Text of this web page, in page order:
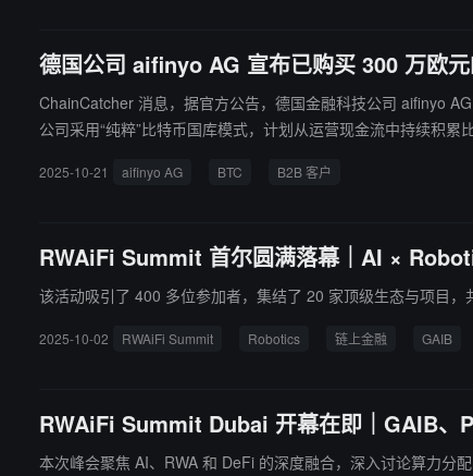
德国公司 aifinyo AG 宣布已购买 300 万欧
ChainCatcher 消息，据官方公告，德国金融科技公司 aifinyo
公司采用“纯粹”比特币国库模式，计划从运营现金流中持续积
2025-10-21 aifinyo AG BTC B2B 客户
RWAiFi Summit 首尔圆满落幕｜AI ×
该活动吸引了 400 多位参加者，集结了 20 家顶级生态与项目
2025-10-02 RWAiFi Summit Robotics 链上金融 GAIB
RWAiFi Summit Dubai 开幕在即｜GAIB
本次峰会聚焦 AI、RWA 和 DeFi 的深度融合，深入讨论算力分